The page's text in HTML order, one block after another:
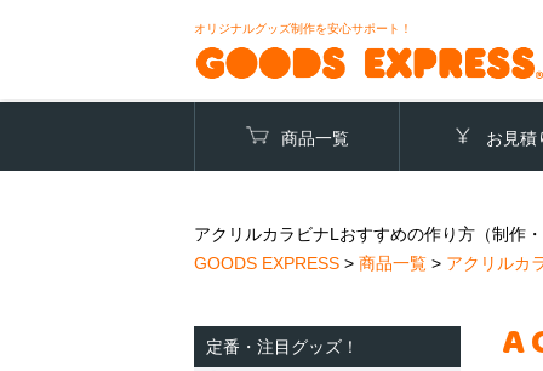
オリジナルグッズ制作を安心サポート！
商品一覧 お見積
アクリルカラビナLおすすめの作り方（制作
GOODS EXPRESS > 商品一覧 > アクリルカ
定番・注目グッズ！